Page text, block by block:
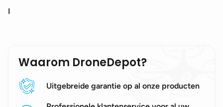
I
Waarom DroneDepot?
Uitgebreide garantie op al onze producten